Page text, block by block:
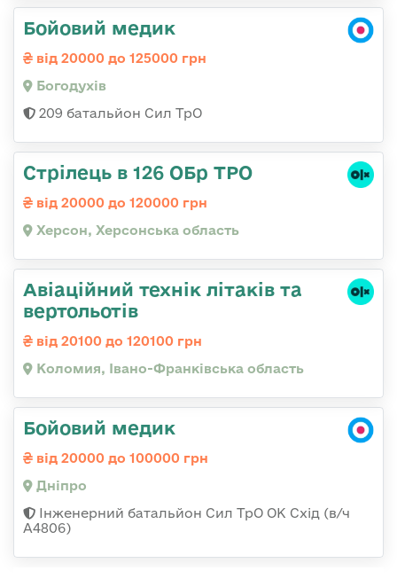
Бойовий медик
від 20000 до 125000 грн
Богодухів
209 батальйон Сил ТрО
Стрілець в 126 ОБр ТРО
від 20000 до 120000 грн
Херсон, Херсонська область
Авіаційний технік літаків та
вертольотів
від 20100 до 120100 грн
Коломия, Івано-Франківська область
Бойовий медик
від 20000 до 100000 грн
Дніпро
Інженерний батальйон Сил ТрО ОК Схід (в/ч
А4806)